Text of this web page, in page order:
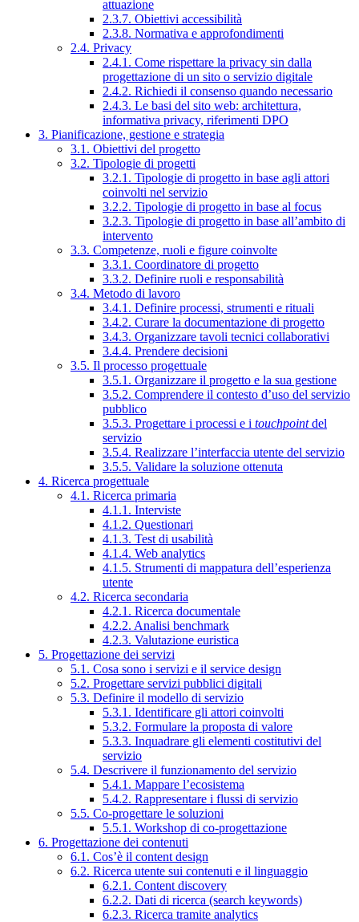
attuazione
2.3.7. Obiettivi accessibilità
2.3.8. Normativa e approfondimenti
2.4. Privacy
2.4.1. Come rispettare la privacy sin dalla
progettazione di un sito o servizio digitale
2.4.2. Richiedi il consenso quando necessario
2.4.3. Le basi del sito web: architettura,
informativa privacy, riferimenti DPO
3. Pianificazione, gestione e strategia
3.1. Obiettivi del progetto
3.2. Tipologie di progetti
3.2.1. Tipologie di progetto in base agli attori
coinvolti nel servizio
3.2.2. Tipologie di progetto in base al focus
3.2.3. Tipologie di progetto in base all’ambito di
intervento
3.3. Competenze, ruoli e figure coinvolte
3.3.1. Coordinatore di progetto
3.3.2. Definire ruoli e responsabilità
3.4. Metodo di lavoro
3.4.1. Definire processi, strumenti e rituali
3.4.2. Curare la documentazione di progetto
3.4.3. Organizzare tavoli tecnici collaborativi
3.4.4. Prendere decisioni
3.5. Il processo progettuale
3.5.1. Organizzare il progetto e la sua gestione
3.5.2. Comprendere il contesto d’uso del servizio
pubblico
3.5.3. Progettare i processi e i touchpointdel
servizio
3.5.4. Realizzare l’interfaccia utente del servizio
3.5.5. Validare la soluzione ottenuta
4. Ricerca progettuale
4.1. Ricerca primaria
4.1.1. Interviste
4.1.2. Questionari
4.1.3. Test di usabilità
4.1.4. Web analytics
4.1.5. Strumenti di mappatura dell’esperienza
utente
4.2. Ricerca secondaria
4.2.1. Ricerca documentale
4.2.2. Analisi benchmark
4.2.3. Valutazione euristica
5. Progettazione dei servizi
5.1. Cosa sono i servizi e il service design
5.2. Progettare servizi pubblici digitali
5.3. Definire il modello di servizio
5.3.1. Identificare gli attori coinvolti
5.3.2. Formulare la proposta di valore
5.3.3. Inquadrare gli elementi costitutivi del
servizio
5.4. Descrivere il funzionamento del servizio
5.4.1. Mappare l’ecosistema
5.4.2. Rappresentare i flussi di servizio
5.5. Co-progettare le soluzioni
5.5.1. Workshop di co-progettazione
6. Progettazione dei contenuti
6.1. Cos’è il content design
6.2. Ricerca utente sui contenuti e il linguaggio
6.2.1. Content discovery
6.2.2. Dati di ricerca (search keywords)
6.2.3. Ricerca tramite analytics